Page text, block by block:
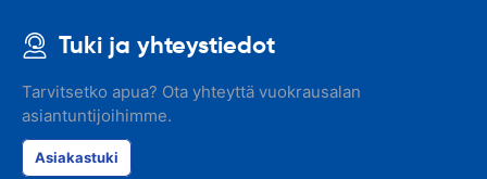
Tuki ja yhteystiedot
Tarvitsetko apua? Ota yhteyttä vuokrausalan
asiantuntijoihimme.
Asiakastuki